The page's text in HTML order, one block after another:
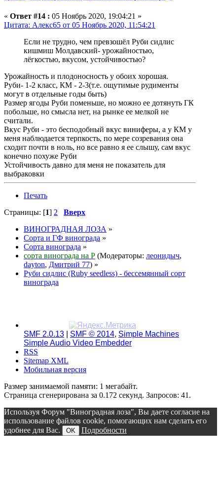
« Ответ #14 : 05 Ноябрь 2020, 19:04:21 »
Цитата: Алекс65 от 05 Ноябрь 2020, 11:54:21
Если не трудно, чем превзошёл Руби сидлис
кишмиш Молдавский- урожайностью,
лёгкостью, вкусом, устойчивостью?
Урожайность и плодоносность у обоих хорошая.
Руби- 1-2 класс, КМ - 2-3(т.е. ощутимые рудименты
могут в отдельные годы быть)
Размер ягоды Руби поменьше, но можно ее дотянуть ГК
побольше, но смысла нет, на рынке ее мелкой не
считали.
Вкус Руби - это бесподобный вкус виниферы, а у КМ у
меня наблюдается терпкость, по мере созревания она
сходит почти в ноль, но все равно я ее слышу, сам вкус
конечно похуже Руби
Устойчивость давно для меня не показатель для
выбраковки
Печать
Страницы: [1] 2
Вверх
ВИНОГРАДНАЯ ЛОЗА »
Сорта и ГФ винограда »
Сорта винограда »
сорта винограда на Р (Модераторы: леонидыч,
dayton, Дмитрий 77) »
Руби сидлис (Ruby seedless) - бессемянный сорт
винограда
SMF 2.0.13 SMF © 2014, Simple Machines
Simple Audio Video Embedder
RSS
Sitemap XML
Мобильная версия
Размер занимаемой памяти: 1 мегабайт.
Страница сгенерирована за 0.172 секунд. Запросов: 41.
Используя Форум "Виноградная лоза", Вы даете согласие на
использование файлов cookie, помогающих нам сделать его
удобнее для Вас.
OK Подробности